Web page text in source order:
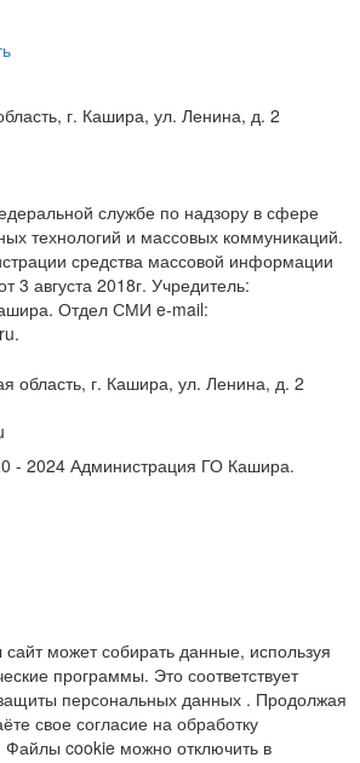
г. Кашира, ул. Ленина, д. 2
службе по надзору в сфере
технологий и массовых коммуникаций.
средства массовой информации
августа 2018г. Учредитель:
Отдел СМИ e-mail:
область, г. Кашира, ул. Ленина, д. 2
- 2024 Администрация ГО Кашира.
может собирать данные, используя
программы. Это соответствует
персональных данных . Продолжая
свое согласие на обработку
cookie можно отключить в